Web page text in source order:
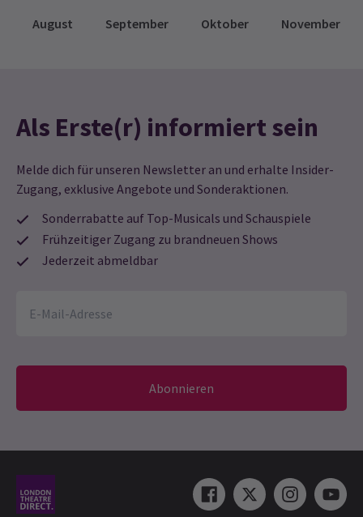
August September Oktober November
Als Erste(r) informiert sein
Melde dich für unseren Newsletter an und erhalte Insider-
Zugang, exklusive Angebote und Sonderaktionen.
Sonderrabatte auf Top-Musicals und Schauspiele
Frühzeitiger Zugang zu brandneuen Shows
Jederzeit abmeldbar
Abonnieren